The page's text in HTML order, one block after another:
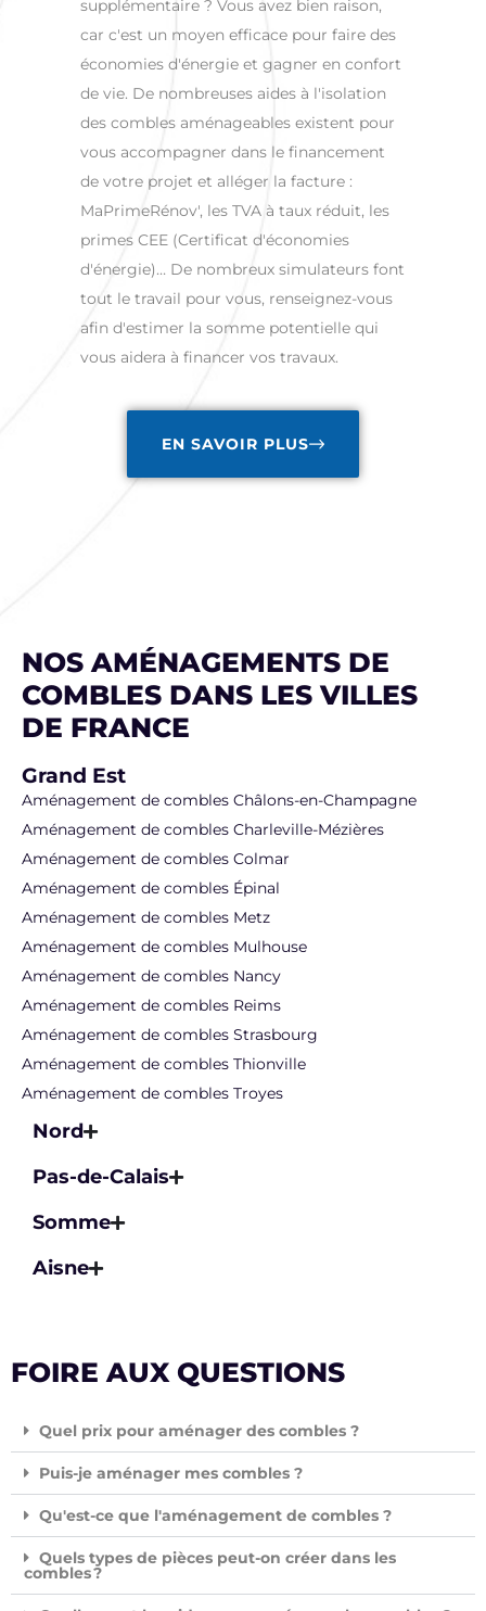
supplémentaire ? Vous avez bien raison,
car c'est un moyen efficace pour faire des
économies d'énergie et gagner en confort
de vie. De nombreuses aides à l'isolation
des combles aménageables existent pour
vous accompagner dans le financement
de votre projet et alléger la facture :
MaPrimeRénov', les TVA à taux réduit, les
primes CEE (Certificat d'économies
d'énergie)… De nombreux simulateurs font
tout le travail pour vous, renseignez-vous
afin d'estimer la somme potentielle qui
vous aidera à financer vos travaux.
EN SAVOIR PLUS
NOS AMÉNAGEMENTS DE
COMBLES DANS LES VILLES
DE FRANCE
Grand Est
Aménagement de combles Châlons-en-Champagne
Aménagement de combles Charleville-Mézières
Aménagement de combles Colmar
Aménagement de combles Épinal
Aménagement de combles Metz
Aménagement de combles Mulhouse
Aménagement de combles Nancy
Aménagement de combles Reims
Aménagement de combles Strasbourg
Aménagement de combles Thionville
Aménagement de combles Troyes
Nord
Pas-de-Calais
Somme
Aisne
FOIRE AUX QUESTIONS
Quel prix pour aménager des combles ?
Puis-je aménager mes combles ?
Qu'est-ce que l'aménagement de combles ?
Quels types de pièces peut-on créer dans les
combles ?